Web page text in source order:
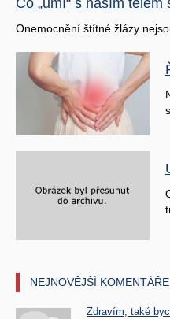
Co „umí“ s naším tělem
Onemocnění štítné žlázy
NEJNOVĚJŠÍ KOMENTÁŘE
Zdravím, také